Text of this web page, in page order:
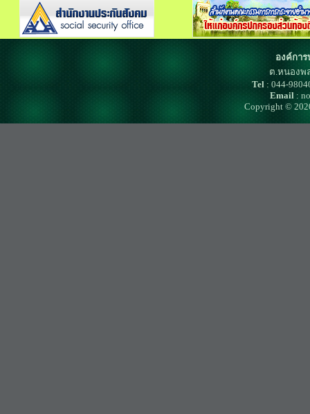
องค์กา
ต.หนองพ
Tel: 044-
Email :
Copyright ©